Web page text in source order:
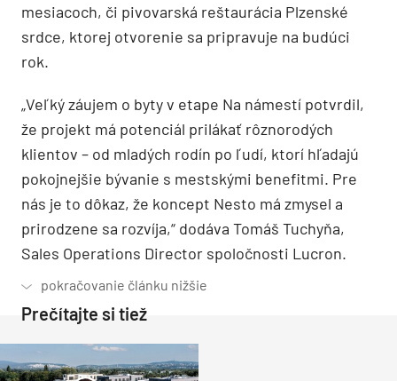
mesiacoch, či pivovarská reštaurácia Plzenské
srdce, ktorej otvorenie sa pripravuje na budúci
rok.
„Veľký záujem o byty v etape Na námestí potvrdil,
že projekt má potenciál prilákať rôznorodých
klientov – od mladých rodín po ľudí, ktorí hľadajú
pokojnejšie bývanie s mestskými benefitmi. Pre
nás je to dôkaz, že koncept Nesto má zmysel a
prirodzene sa rozvíja,“ dodáva Tomáš Tuchyňa,
Sales Operations Director spoločnosti Lucron.
Prečítajte si tiež